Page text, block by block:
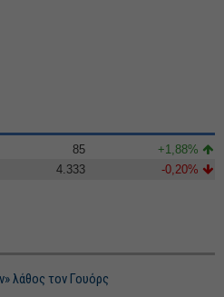
85
+1,88%
4.333 -0,20%
λάθος τον Γουόρς